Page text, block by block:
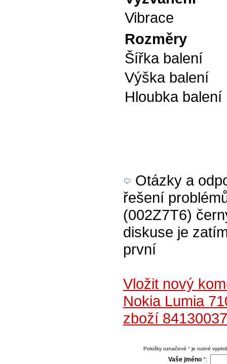
Vibrace
Rozměry
Šířka balení
Výška balení
Hloubka balení
Otázky a
řešení
(002Z7T6)
diskuse je
první
Vložit nový
Nokia Lumia
zboží
Položky označené *je nutné
Vaše jméno *: